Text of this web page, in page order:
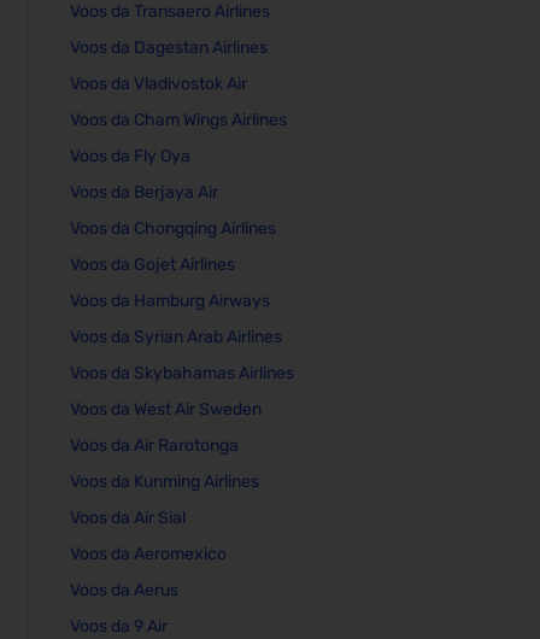
Voos da Transaero Airlines
Voos da Dagestan Airlines
Voos da Vladivostok Air
Voos da Cham Wings Airlines
Voos da Fly Oya
Voos da Berjaya Air
Voos da Chongqing Airlines
Voos da Gojet Airlines
Voos da Hamburg Airways
Voos da Syrian Arab Airlines
Voos da Skybahamas Airlines
Voos da West Air Sweden
Voos da Air Rarotonga
Voos da Kunming Airlines
Voos da Air Sial
Voos da Aeromexico
Voos da Aerus
Voos da 9 Air